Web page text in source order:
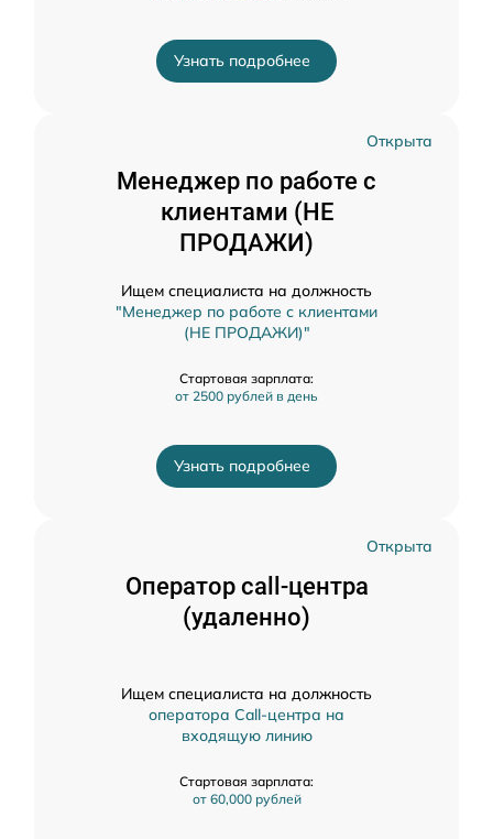
Узнать подробнее
Открыта
Менеджер по работе с
клиентами (НЕ
ПРОДАЖИ)
Ищем специалиста на должность
"Менеджер по работе с клиентами
(НЕ ПРОДАЖИ)"
Стартовая зарплата:
от 2500 рублей в день
Узнать подробнее
Открыта
Оператор call-центра
(удаленно)
Ищем специалиста на должность
оператора Call-центра на
входящую линию
Стартовая зарплата:
от 60,000 рублей